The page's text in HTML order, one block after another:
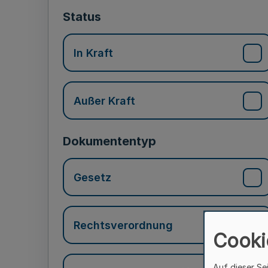
Status
In Kraft
Außer Kraft
Dokumententyp
Gesetz
Rechtsverordnung